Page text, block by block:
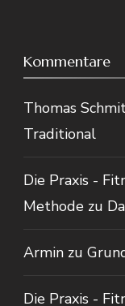
Kommentare
Thomas
Traditional
Die Praxis -
Methode zu
Armin zu
Die Praxis -